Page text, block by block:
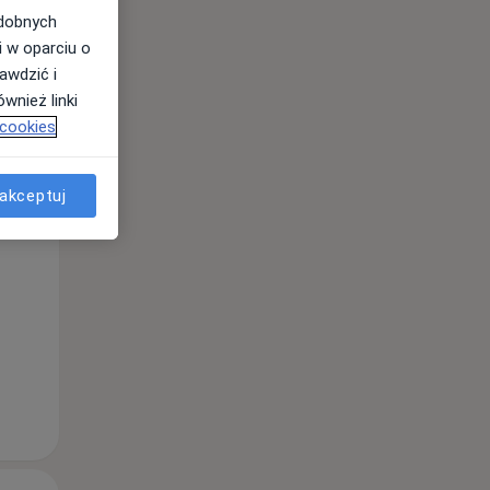
Śr,
12 Sie
w oparciu o
i
linki